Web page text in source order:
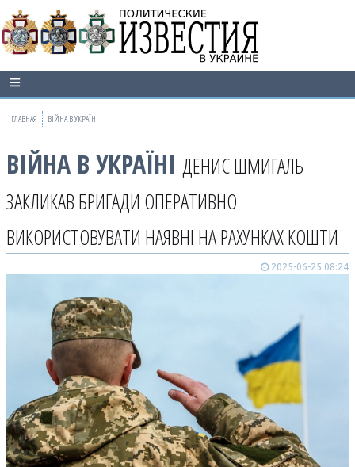
ГЛАВНАЯ ВІЙНА В УКРАЇНІ
ВІЙНА В УКРАЇНІ ДЕНИС ШМИГАЛЬ
ЗАКЛИКАВ БРИГАДИ ОПЕРАТИВНО
ВИКОРИСТОВУВАТИ НАЯВНІ НА РАХУНКАХ КОШТИ
2025-06-25 08:24